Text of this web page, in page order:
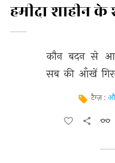
हमीदा शाहीन के
कौन बदन से
सब की आँखें
टैग्ज़ :